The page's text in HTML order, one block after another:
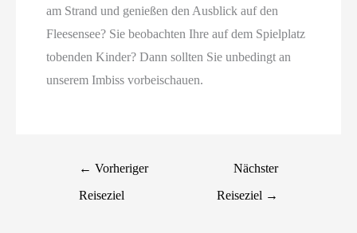
am Strand und genießen den Ausblick auf den
Fleesensee? Sie beobachten Ihre auf dem Spielplatz
tobenden Kinder? Dann sollten Sie unbedingt an
unserem Imbiss vorbeischauen.
← Vorheriger
Reiseziel
Nächster
Reiseziel →